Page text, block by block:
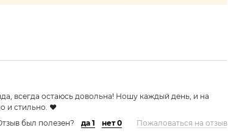
всегда остаюсь довольна! Ношу каждый день, и на
и стильно. ❤️
был полезен?
да 1 нет 0 Пожаловаться на отзыв